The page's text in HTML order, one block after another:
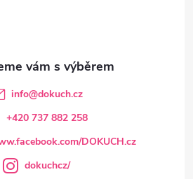
info@dokuch.cz
+420 737 882 258
DOKUCH.cz
dokuchcz/